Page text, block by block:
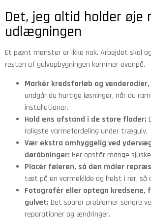
Det, jeg altid holder øje
udlægningen
Et pænt mønster er ikke nok. Arbejdet skal
resten af gulvopbygningen kommer ovenpå.
Markér kredsforløb og
undgår du hurtige løsninger, når du
installationer.
Hold ens afstand i de store flader:
roligste varmefordeling under trægulv.
Vær ekstra omhyggelig ved
døråbninger: Her opstår mange
Placér føleren, så den måler
tæt på en varmekilde og helst i rør, så
Fotografér eller optegn kredsene,
gulvet: Det sparer problemer senere
reparationer og ændringer.